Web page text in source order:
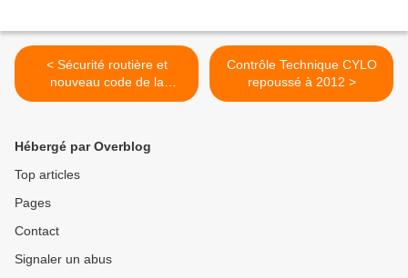
< Sécurité routière et
nouveau code de la
route...Le grand n'importe
Contrôle Technique CYLO
repoussé à 2012 >
Hébergé par Overblog
Top articles
Pages
Contact
Signaler un abus